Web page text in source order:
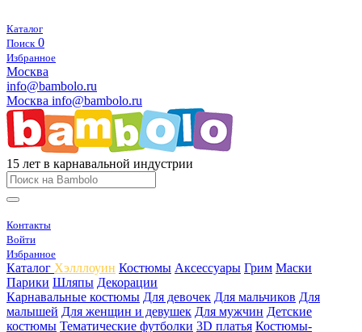
Каталог
Поиск 0
Избранное
Москва
info@bambolo.ru
Москва info@bambolo.ru
15 лет в карнавальной индустрии
Контакты
Войти
Избранное
Каталог Хэлллоуин Костюмы Аксессуары Грим Маски
Парики Шляпы Декорации
Карнавальные костюмы Для девочек Для мальчиков Для
малышей Для женщин и девушек Для мужчин Детские
костюмы Тематические футболки 3D платья Костюмы-